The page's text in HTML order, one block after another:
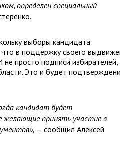
определен специальный
выборы кандидата
в поддержку своего
просто подписи избирателей,
Это и будет
кандидат будет
желающие принять участие в
— сообщил Алексей